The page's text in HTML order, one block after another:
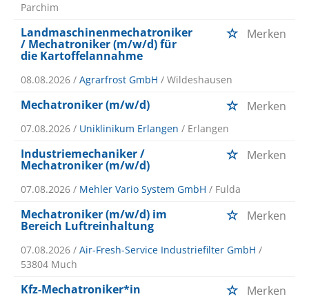
Parchim
Landmaschinenmechatroniker
/ Mechatroniker (m/w/d) für
die Kartoffelannahme
Merken
08.08.2026 / Agrarfrost GmbH / Wildeshausen
Mechatroniker (m/w/d) Merken
07.08.2026 / Uniklinikum Erlangen / Erlangen
Industriemechaniker /
Mechatroniker (m/w/d)
Merken
07.08.2026 / Mehler Vario System GmbH / Fulda
Mechatroniker (m/w/d) im
Bereich Luftreinhaltung
Merken
07.08.2026 / Air-Fresh-Service Industriefilter GmbH /
53804 Much
Kfz-Mechatroniker*in Merken